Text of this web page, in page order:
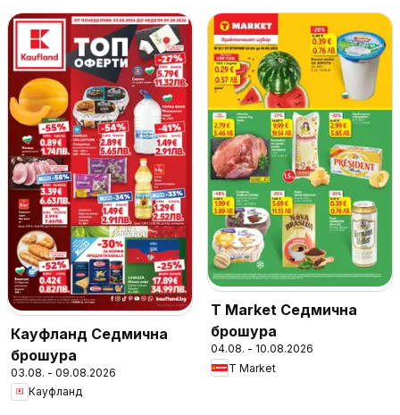
Кауфланд Седмична
брошура
03.08. - 09.08.2026
Кауфланд
T Market Седмична
брошура
04.08. - 10.08.2026
T Market